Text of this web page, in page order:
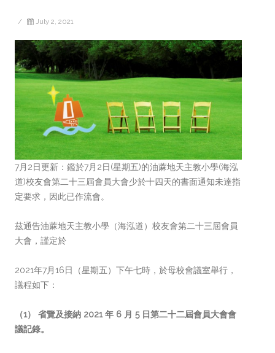
/ July 2, 2021
7月2日更新：鑑於7月2日(星期五)的油蔴地天主教小學(海泓
道)校友會第二十三屆會員大會少於十四天的書面通知未達指
定要求，因此已作流會。
茲通告油蔴地天主教小學（海泓道）校友會第二十三屆會員
大會，謹定於
2021年7月16日（星期五）下午七時，於母校會議室舉行，
議程如下：
（1） 省覽及接納 2021 年 6 月 5 日第二十二屆會員大會會
議記錄。